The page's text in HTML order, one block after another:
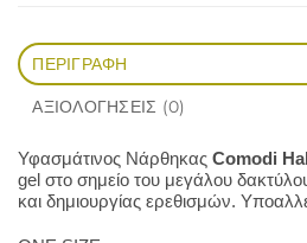
ΠΕΡΙΓΡΑΦΉ
ΑΞΙΟΛΟΓΉΣΕΙΣ (0)
Υφασμάτινος Νάρθηκας Comodi
gel στο σημείο του μεγάλου
και δημιουργίας ερεθισμών.